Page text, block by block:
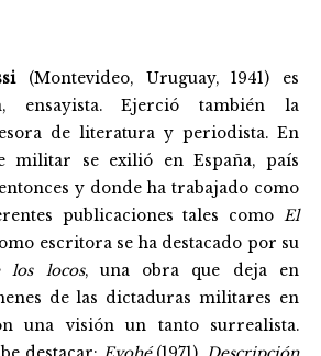
(Montevideo, Uruguay, 1941) es
ensayista. Ejerció también la
de literatura y periodista. En
militar se exilió en España, país
y donde ha trabajado como
publicaciones tales como El
escritora se ha destacado por su
los locos, una obra que deja en
de las dictaduras militares en
una visión un tanto surrealista.